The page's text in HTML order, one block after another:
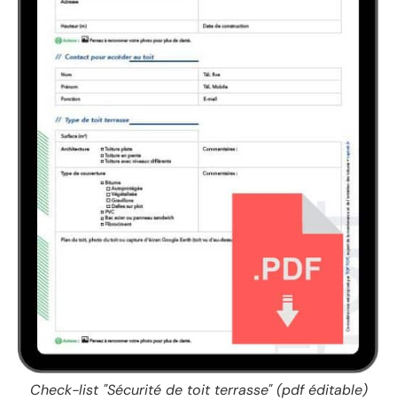
Check-list "Sécurité de toit terrasse" (pdf éditable)